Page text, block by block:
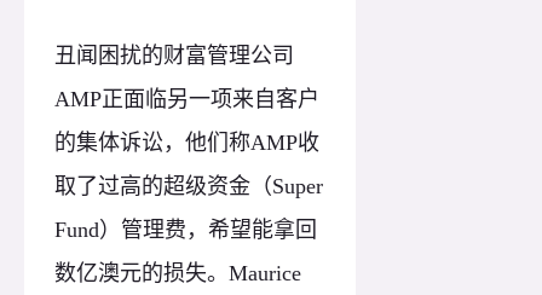
丑闻困扰的财富管理公司
AMP正面临另一项来自客户
的集体诉讼，他们称AMP收
取了过高的超级资金（Super
Fund）管理费，希望能拿回
数亿澳元的损失。Maurice